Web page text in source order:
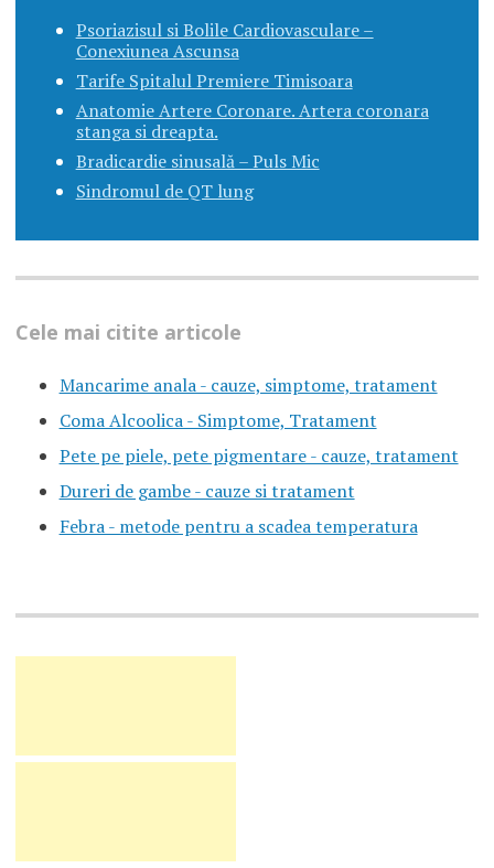
Psoriazisul si Bolile Cardiovasculare –
Conexiunea Ascunsa
Tarife Spitalul Premiere Timisoara
Anatomie Artere Coronare. Artera coronara
stanga si dreapta.
Bradicardie sinusală – Puls Mic
Sindromul de QT lung
Cele mai citite articole
Mancarime anala - cauze, simptome, tratament
Coma Alcoolica - Simptome, Tratament
Pete pe piele, pete pigmentare - cauze, tratament
Dureri de gambe - cauze si tratament
Febra - metode pentru a scadea temperatura